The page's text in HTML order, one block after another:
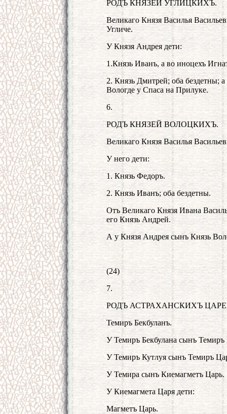
РОДЪ КНЯЗЕЙ УГЛИЦКИХЪ.
Великаго Князя Василья
Угличе.
У Князя Андрея дети:
1.Князь Иванъ, а во иноцехъ
2. Князь Дмитрей; оба бездетны;
Вологде у Спаса на Прилуке.
6.
РОДЪ КНЯЗЕЙ ВОЛОЦКИХЪ.
Великаго Князя Василья
У него дети:
1. Князь Федоръ.
2. Князь Иванъ; оба бездетны.
Отъ Великаго Князя Ивана
его Князь Андрей.
А у Князя Андрея сынъ Князь
(24)
7.
РОДЪ АСТРАХАНСКИХЪ
Темиръ Бекбуланъ.
У Темиръ Бекбулана сынъ
У Темиръ Кутлуя сынъ Темиръ
У Темира сынъ Киемагметъ Царь.
У Киемагмета Царя дети:
Магметъ Царь.